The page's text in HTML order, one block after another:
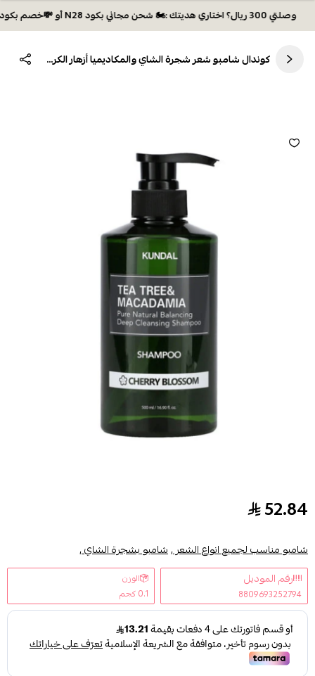
وصلتي 300 ريال؟ اختاري هديتك :🏍 شحن مجاني بكود N28 أو 💸خصم بكود EID26
كوندال شامبو شعر شجرة الشاي والمكاديميا أزهار الكرز 500مل
كوندال شامبو شعر شجرة الشاي والمكاديميا أزهار الكرز
52.84
شامبو مناسب لجميع انواع الشعر ,شامبو بشجرة الشاي ,
رقم الموديل
8809693252794
الوزن
0.1 كجم